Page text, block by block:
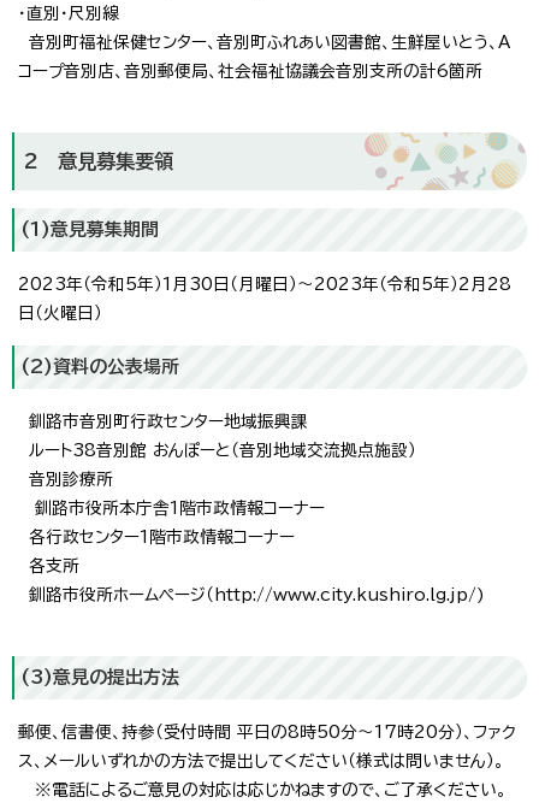
・直別・尺別線
音別町福祉保健センター、音別町ふれあい図書館、生鮮屋いとう、A
コープ音別店、音別郵便局、社会福祉協議会音別支所の計6箇所
2 意見募集要領
(1)意見募集期間
2023年（令和5年）1月30日（月曜日）～2023年（令和5年）2月28
日（火曜日）
(2)資料の公表場所
釧路市音別町行政センター地域振興課
ルート38音別館 おんぽーと（音別地域交流拠点施設）
音別診療所
釧路市役所本庁舎1階市政情報コーナー
各行政センター1階市政情報コーナー
各支所
釧路市役所ホームページ（http://www.city.kushiro.lg.jp/)
(3)意見の提出方法
郵便、信書便、持参（受付時間 平日の8時50分～17時20分）、ファク
ス、メールいずれかの方法で提出してください（様式は問いません）。
※電話によるご意見の対応は応じかねますので、ご了承ください。